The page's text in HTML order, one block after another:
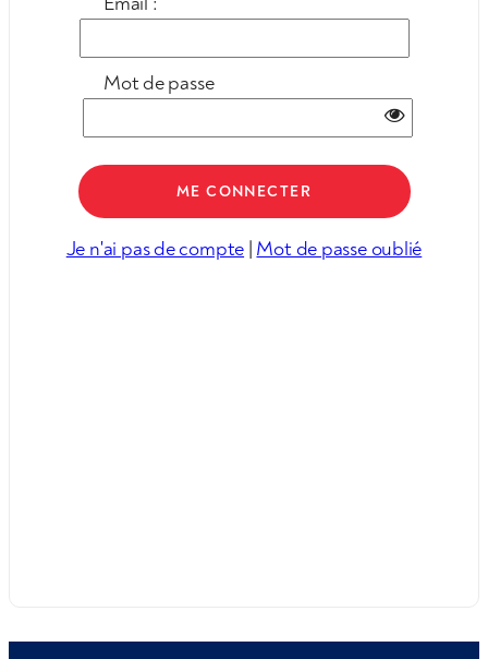
Mot de passe
Je n'ai pas de compte | Mot de passe oublié